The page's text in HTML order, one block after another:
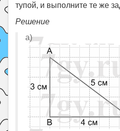
тупой, и выполните те же
Решение
а)